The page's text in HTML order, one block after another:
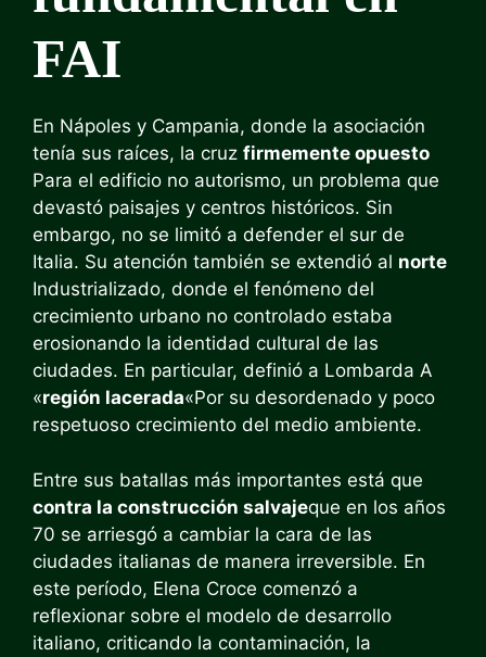
FAI
En Nápoles y Campania, donde la asociación
tenía sus raíces, la cruz firmemente opuesto
Para el edificio no autorismo, un problema que
devastó paisajes y centros históricos. Sin
embargo, no se limitó a defender el sur de
Italia. Su atención también se extendió al norte
Industrializado, donde el fenómeno del
crecimiento urbano no controlado estaba
erosionando la identidad cultural de las
ciudades. En particular, definió a Lombarda A
«región lacerada«Por su desordenado y poco
respetuoso crecimiento del medio ambiente.
Entre sus batallas más importantes está que
contra la construcción salvajeque en los años
70 se arriesgó a cambiar la cara de las
ciudades italianas de manera irreversible. En
este período, Elena Croce comenzó a
reflexionar sobre el modelo de desarrollo
italiano, criticando la contaminación, la